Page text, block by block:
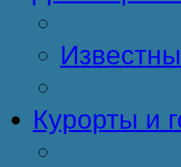
Курорты и